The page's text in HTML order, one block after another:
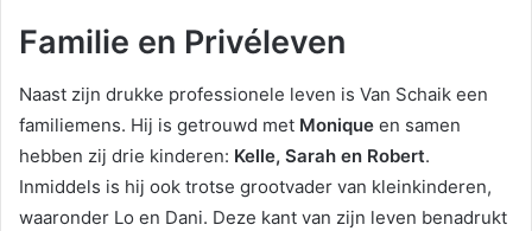
Familie en Privéleven
Naast zijn drukke professionele leven is Van Schaik een
familiemens. Hij is getrouwd met Monique en samen
hebben zij drie kinderen: Kelle, Sarah en Robert.
Inmiddels is hij ook trotse grootvader van kleinkinderen,
waaronder Lo en Dani. Deze kant van zijn leven benadrukt